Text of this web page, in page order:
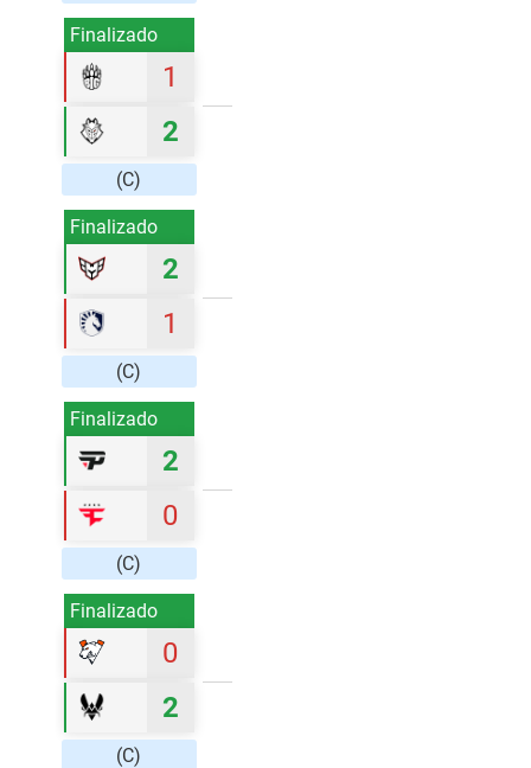
Finalizado
1
2
(C)
Finalizado
2
1
(C)
Finalizado
2
0
(C)
Finalizado
0
2
(C)